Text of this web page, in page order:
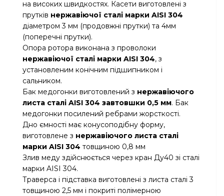
на високих швидкостях. Касети виготовлені з
прутків нержавіючої сталі марки AISI 304
діаметром 3 мм (продовжні прутки) та 4мм
(поперечні прутки).
Опора ротора виконана з проволоки
нержавіючої сталі марки AISI 304, з
установленим конічним підшипником і
сальником.
Бак медогонки виготовлений з нержавіючого
листа сталі AISI 304 завтовшки 0,5 мм. Бак
медогонки посилений ребрами жорсткості.
Дно ємності має конусоподібну форму,
виготовлене з нержавіючого листа сталі
марки AISI 304 товщиною 0,8 мм
Злив меду здійснюється через кран Ду40 зі сталі
марки AISI 304.
Траверса і підставка виготовлені з листа сталі 3
товщиною 2,5 мм і покриті полімерною